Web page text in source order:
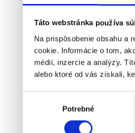
Táto webstránka používa
Na prispôsobenie obsahu a
cookie. Informácie o tom,
médií, inzercie a analýzy.
alebo ktoré od vás získali,
Potrebné